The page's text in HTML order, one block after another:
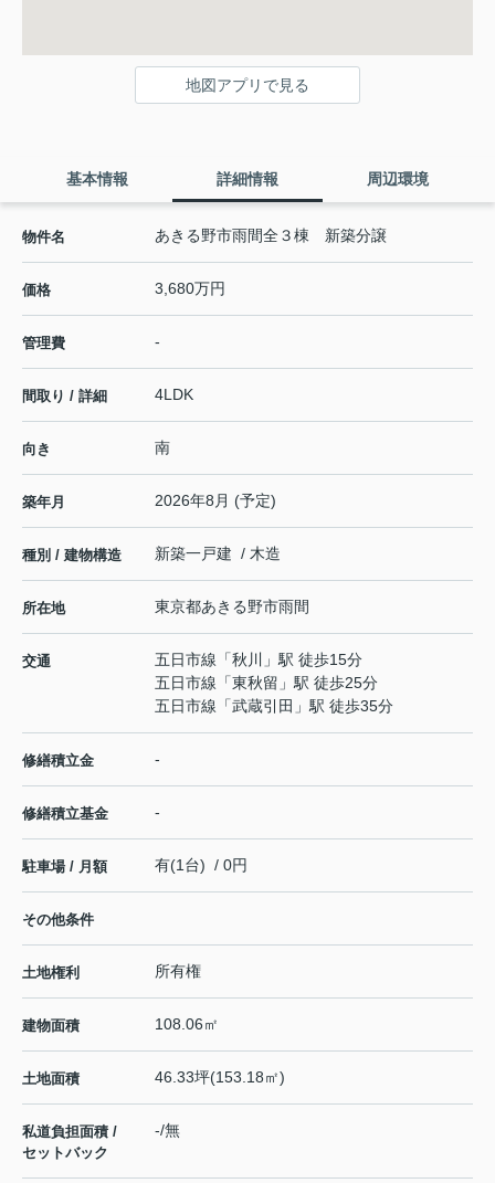
地図アプリで見る
基本情報 詳細情報 周辺環境
物件名 あきる野市雨間全３棟 新築分譲
価格 3,680万円
管理費 -
間取り / 詳細 4LDK
向き 南
築年月 2026年8月 (予定)
種別 / 建物構造 新築一戸建 / 木造
所在地 東京都あきる野市雨間
交通 五日市線 「秋川
」駅 徒歩15分
五日市線 「東秋留 」駅 徒歩25分
五日市線 「武蔵引田 」駅 徒歩35分
修繕積立金 -
修繕積立基金 -
駐車場 / 月額 有(1台) / 0円
その他条件
土地権利 所有権
建物面積 108.06㎡
土地面積 46.33坪(153.18㎡)
私道負担面積 /
セットバック
-/無